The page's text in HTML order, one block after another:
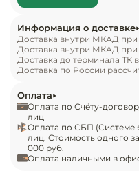
экспозиционная
коричневый корпус;
подсветка –
Стандартная
агрегат
нержавеющая зона
стали;
управление режимом
теплоизоляция
сзади расположены
Информация о доставке
Доставка внутри МКАД при
Доставка внутри МКАД при
Доставка до терминала ТК
Доставка по России
Оплата
Оплата по Счёту-
лиц
Оплата по СБП (Системе
лиц. Стоимость одного
000 руб.
Оплата наличными в